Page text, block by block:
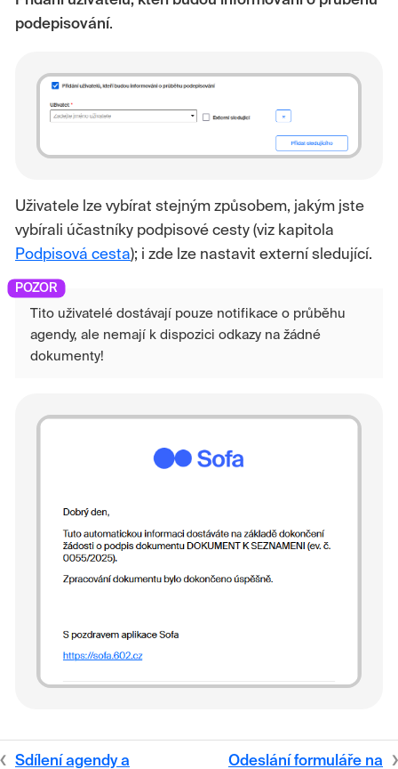
podepisování.
Uživatele lze vybírat stejným způsobem, jakým jste
vybírali účastníky podpisové cesty (viz kapitola
Podpisová cesta); i zde lze nastavit externí sledující.
Tito uživatelé dostávají pouze notifikace o průběhu
agendy, ale nemají k dispozici odkazy na žádné
dokumenty!
Sdílení agendy a Odeslání formuláře na